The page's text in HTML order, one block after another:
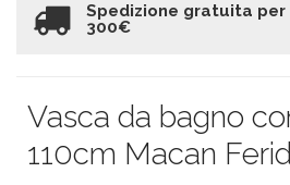
Spedizione gratuita per
300€
Vasca da bagno
110cm Macan